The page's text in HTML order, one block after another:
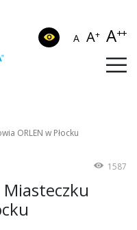
A A+ A++
ORLEN w Płocku
1587
Miasteczku